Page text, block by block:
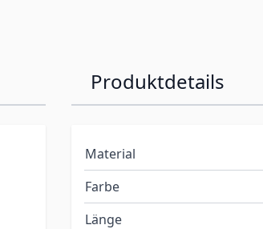
Produktdetails
Material
Farbe
Länge